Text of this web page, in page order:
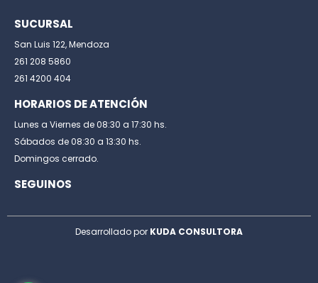
SUCURSAL
San Luis 122, Mendoza
261 208 5860
261 4200 404
HORARIOS DE ATENCIÓN
Lunes a Viernes de 08:30 a 17:30 hs.
Sábados de 08:30 a 13:30 hs.
Domingos cerrado.
SEGUINOS
Desarrollado por KUDA CONSULTORA